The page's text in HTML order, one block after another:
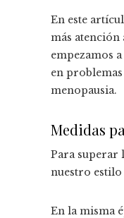
En este
más
empezamos
en
menopausia.
Medidas
Para superar
nuestro
En la misma